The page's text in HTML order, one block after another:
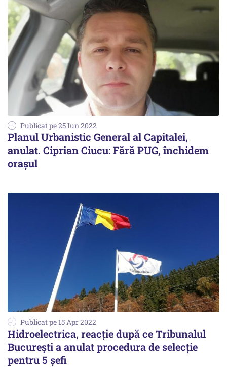
Publicat pe 25 Iun 2022
Planul Urbanistic General al Capitalei,
anulat. Ciprian Ciucu: Fără PUG, închidem
orașul
Publicat pe 15 Apr 2022
Hidroelectrica, reacție după ce Tribunalul
București a anulat procedura de selecție
pentru 5 șefi